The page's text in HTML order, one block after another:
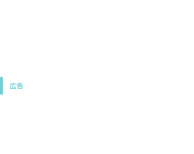
広告